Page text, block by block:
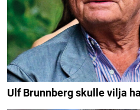
Ulf Brunnberg skulle vilja